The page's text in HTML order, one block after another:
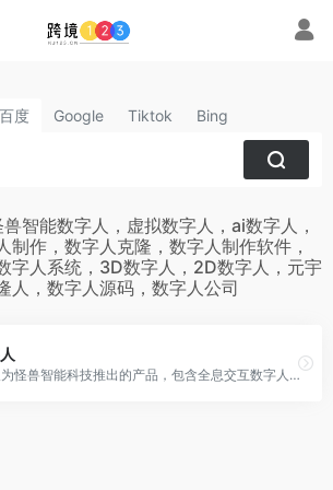
百度 Google Tiktok Bing
智能数字人，虚拟数字人，ai数字人，
制作，数字人克隆，数字人制作软件，
字人系统，3D数字人，2D数字人，元宇
人，数字人源码，数字人公司
怪兽AI数字人为怪兽智能科技推出的产品，包含全息交互数字人、3D超写实交互数字人，AIGC生产、SaaS管理和直播服务平台。创始团队来自怪兽智能大数据平台，在互联网、物联网、智能软硬件等领域积累了丰富的行业经验，致力于打造全球领先的AIGC数字人智能平台。通过真人形象克隆、真人声音克隆、孪生姿态合成、唇形同步驱动、实时视频渲染、多素材集成人工智能等核心技术及模块式交付SAAS及应用软件系统，帮助客户实现数字人的短视频内容生产创作及直播宣传。怪兽AI为品牌商家及本地生活商家提供数字人克隆、数字人短视频生成、数字人直播解决方案、3D超写实全息交互屏及数字人交互解决方案。